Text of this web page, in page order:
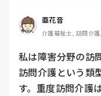
亜花音
介護福祉士, 訪問介
私は障害分野の訪
訪問介護という類
す。重度訪問介護